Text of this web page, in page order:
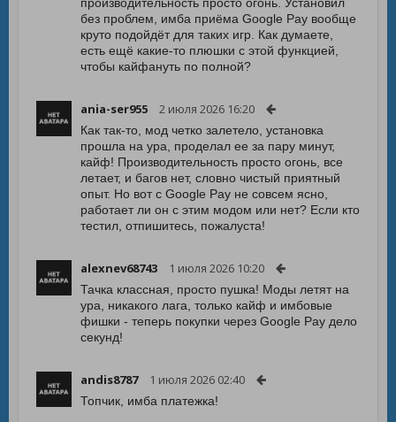
без проблем, имба приёма Google Pay вообще
круто подойдёт для таких игр. Как думаете,
есть ещё какие-то плюшки с этой функцией,
чтобы кайфануть по полной?
ania-ser955 2 июля 2026 16:20
Как так-то, мод четко залетело, установка
прошла на ура, проделал ее за пару минут,
кайф! Производительность просто огонь, все
летает, и багов нет, словно чистый приятный
опыт. Но вот с Google Pay не совсем ясно,
работает ли он с этим модом или нет? Если кто
тестил, отпишитесь, пожалуста!
alexnev68743 1 июля 2026 10:20
Тачка классная, просто пушка! Моды летят на
ура, никакого лага, только кайф и имбовые
фишки - теперь покупки через Google Pay дело
секунд!
andis8787 1 июля 2026 02:40
Топчик, имба платежка!